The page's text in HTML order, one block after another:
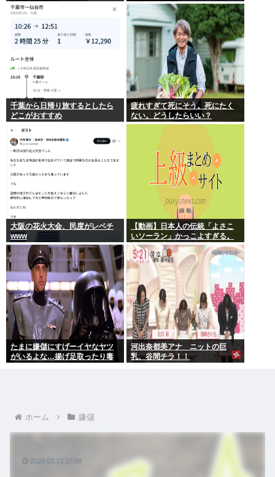
千葉から日帰り旅するとしたら
どこがおすすめ
疲れすぎて死にそう。死にたく
ない。どうしたらいい？
大阪の花火大会、民度がレベチ
www
【動画】日本人の伝統「よさこ
いソーラン」かっこよすぎる。
古来から我々のDNAに刻まれた
踊り
たまに嫌儲にすげーイヤなヤツ
がいるよな…揚げ足取ったり毒
河出奈都美アナ ニットの巨
乳、谷間チラ！！
ホーム 嫌儲
2020.03.13 17:08